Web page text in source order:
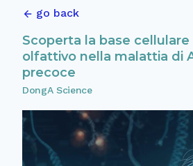
go back
Scoperta la base
olfattivo nella malattia di
precoce
DongA Science